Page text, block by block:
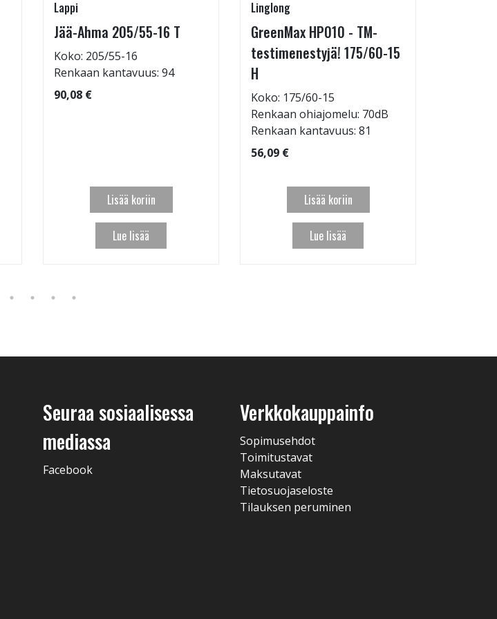
Lappi
Jää-Ahma 205/55-16 T
Koko: 205/55-16
Renkaan kantavuus: 94
90,08 €
Lisää koriin
Lue lisää
Linglong
GreenMax HP010 - TM-
testimenestyjä! 175/60-15
H
Koko: 175/60-15
Renkaan ohiajomelu: 70dB
Renkaan kantavuus: 81
56,09 €
Lisää koriin
Lue lisää
Seuraa sosiaalisessa
mediassa
Facebook
Verkkokauppainfo
Sopimusehdot
Toimitustavat
Maksutavat
Tietosuojaseloste
Tilauksen peruminen